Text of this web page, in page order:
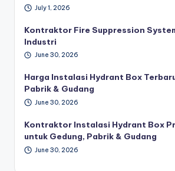
July 1, 2026
Kontraktor Fire Suppression
Industri
June 30, 2026
Harga Instalasi Hydrant Box
Pabrik & Gudang
June 30, 2026
Kontraktor Instalasi Hydrant Box
untuk Gedung, Pabrik & Gudang
June 30, 2026